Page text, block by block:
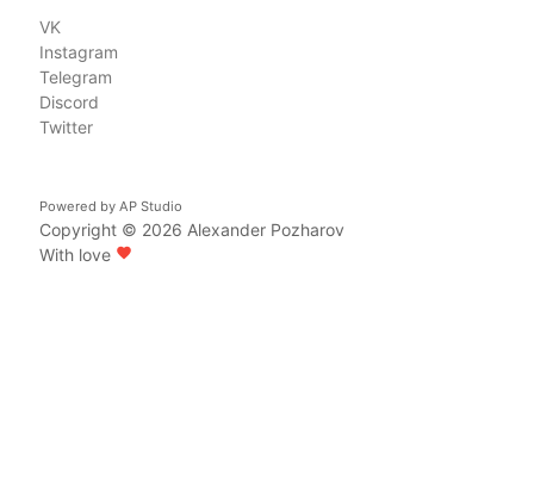
VK
Instagram
Telegram
Discord
Twitter
Powered by AP Studio
Copyright © 2026 Alexander Pozharov
With love favorite